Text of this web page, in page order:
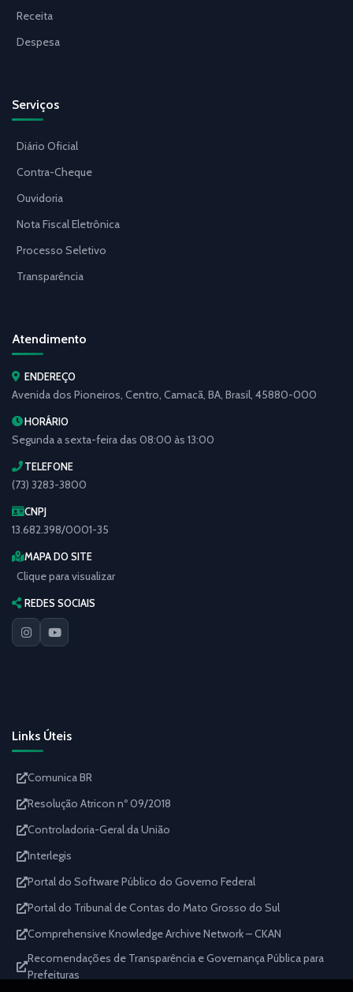
Receita
Despesa
Serviços
Diário Oficial
Contra-Cheque
Ouvidoria
Nota Fiscal Eletrônica
Processo Seletivo
Transparência
Atendimento
ENDEREÇO
Avenida dos Pioneiros, Centro, Camacã, BA, Brasil, 45880-000
HORÁRIO
Segunda a sexta-feira das 08:00 às 13:00
TELEFONE
(73) 3283-3800
CNPJ
13.682.398/0001-35
MAPA DO SITE
Clique para visualizar
REDES SOCIAIS
Links Úteis
Comunica BR
Resolução Atricon nº 09/2018
Controladoria-Geral da União
Interlegis
Portal do Software Público do Governo Federal
Portal do Tribunal de Contas do Mato Grosso do Sul
Comprehensive Knowledge Archive Network – CKAN
Recomendações de Transparência e Governança Pública para
Prefeituras